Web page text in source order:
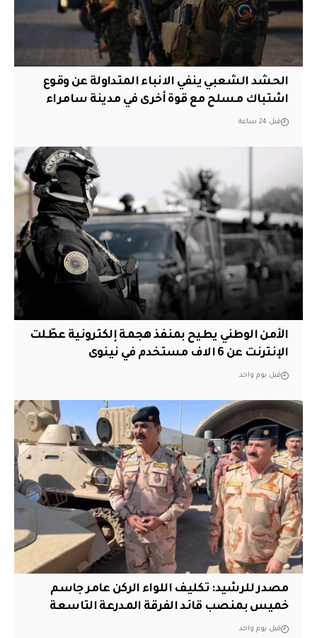
الحشد الشعبي ينفي الانباء المتداولة عن وقوع
اشتباك مسلح مع قوة أخرى في مدينة سامراء
قبل 24 ساعة
الأمن الوطني يطيح بمنفذ هجمة إلكترونية عطّلت
الإنترنت عن 6 الاف مستخدم في نينوى
قبل يوم واحد
مصدر للرشيد: تكليف اللواء الركن عامر جاسم
خميس بمنصب قائد الفرقة المدرعة التاسعة
قبل يوم واحد